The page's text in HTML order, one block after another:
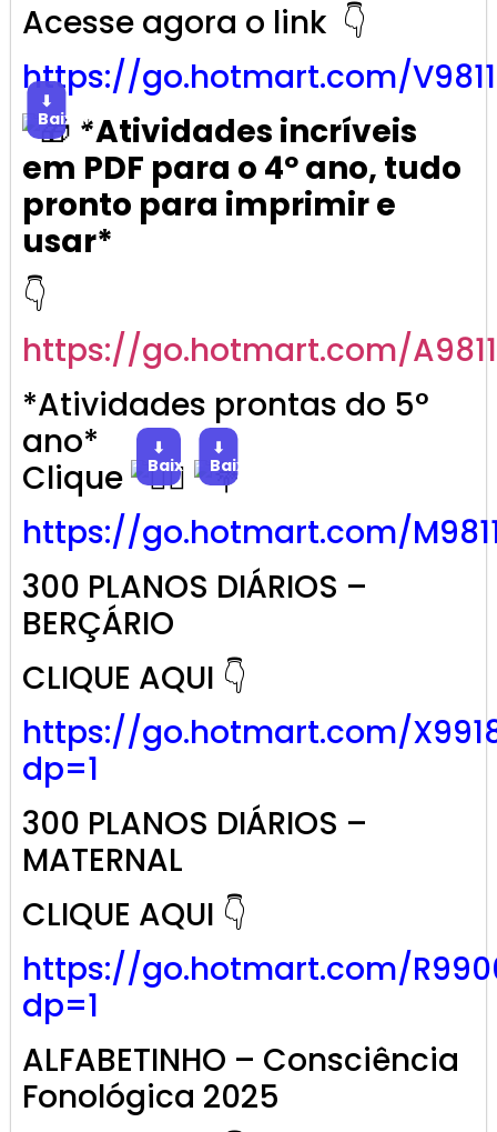
Acesse agora o link 👇
https://go.hotmart.com/
⬇
Baixar*Atividades incríveis
em PDF para o 4º ano, tudo
pronto para imprimir e
usar*
👇
https://go.hotmart.com/
*Atividades prontas do 5°
ano*
Clique
⬇
Baixar
⬇
Baixar
https://go.hotmart.com/
300 PLANOS DIÁRIOS –
BERÇÁRIO
CLIQUE AQUI 👇
https://go.hotmart.com/
dp=1
300 PLANOS DIÁRIOS –
MATERNAL
CLIQUE AQUI 👇
https://go.hotmart.com/
dp=1
ALFABETINHO – Consciência
Fonológica 2025